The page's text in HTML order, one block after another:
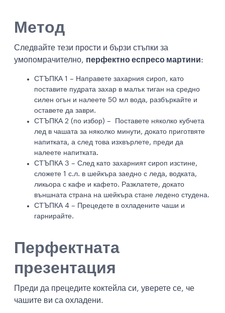
Метод
Следвайте тези прости и бързи стъпки за
умопомрачително, перфектно еспресо мартини:
СТЪПКА 1 – Направете захарния сироп, като
поставите пудрата захар в малък тиган на средно
силен огън и налеете 50 мл вода, разбъркайте и
оставете да заври.
СТЪПКА 2 (по избор) – Поставете няколко кубчета
лед в чашата за няколко минути, докато приготвяте
напитката, а след това изхвърлете, преди да
налеете напитката.
СТЪПКА 3 – След като захарният сироп изстине,
сложете 1 с.л. в шейкъра заедно с леда, водката,
ликьора с кафе и кафето. Разклатете, докато
външната страна на шейкъра стане ледено студена.
СТЪПКА 4 – Прецедете в охладените чаши и
гарнирайте.
Перфектната
презентация
Преди да прецедите коктейла си, уверете се, че
чашите ви са охладени.